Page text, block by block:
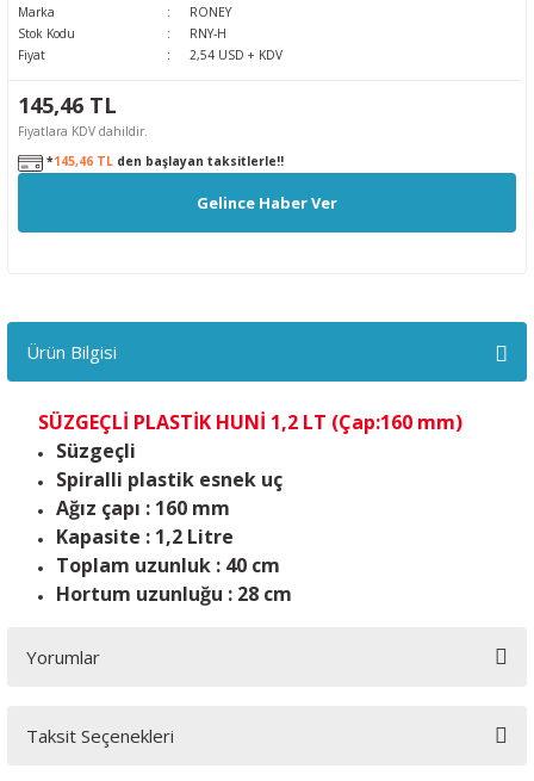
Marka
RONEY
Stok Kodu
RNY-H
Fiyat
2,54 USD + KDV
145,46 TL
Fiyatlara KDV dahildir.
*145,46 TL den başlayan taksitlerle!!
Gelince Haber Ver
Ürün Bilgisi
SÜZGEÇLİ PLASTİK HUNİ 1,2 LT (Çap:160 mm)
Süzgeçli
Spiralli plastik esnek uç
Ağız çapı : 160 mm
Kapasite : 1,2 Litre
Toplam uzunluk : 40 cm
Hortum uzunluğu : 28 cm
Yorumlar
Taksit Seçenekleri